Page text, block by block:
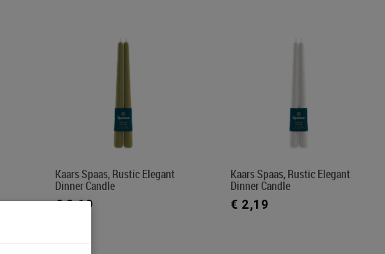
Kaars Spaas, Rustic Elegant
Dinner Candle
€ 2,19
Kaars Spaas, Rustic Elegant
Dinner Candle
€ 2,19